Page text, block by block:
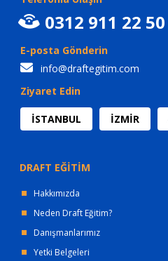
0312 911 22 50
E-posta Gönderin
info@draftegitim.com
Ziyaret Edin
İSTANBUL İZMİR
DRAFT EĞİTİM
Hakkımızda
Neden Draft Eğitim?
Danışmanlarımız
Yetki Belgeleri